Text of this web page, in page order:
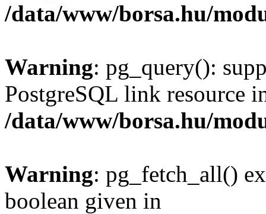
/data/www/borsa.hu/
Warning: pg_query():
PostgreSQL link resource
/data/www/borsa.hu/
Warning: pg_fetch_all()
boolean given in